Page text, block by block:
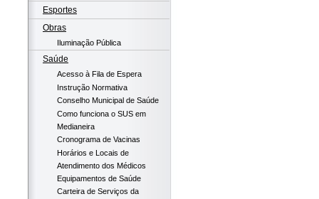
Esportes
Obras
Iluminação Pública
Saúde
Acesso à Fila de Espera
Instrução Normativa
Conselho Municipal de Saúde
Como funciona o SUS em
Medianeira
Cronograma de Vacinas
Horários e Locais de
Atendimento dos Médicos
Equipamentos de Saúde
Carteira de Serviços da